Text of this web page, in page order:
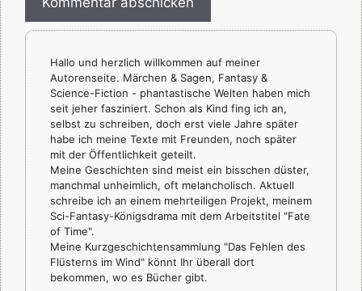
Hallo und herzlich willkommen auf meiner
Autorenseite. Märchen & Sagen, Fantasy &
Science-Fiction - phantastische Welten haben mich
seit jeher fasziniert. Schon als Kind fing ich an,
selbst zu schreiben, doch erst viele Jahre später
habe ich meine Texte mit Freunden, noch später
mit der Öffentlichkeit geteilt.
Meine Geschichten sind meist ein bisschen düster,
manchmal unheimlich, oft melancholisch. Aktuell
schreibe ich an einem mehrteiligen Projekt, meinem
Sci-Fantasy-Königsdrama mit dem Arbeitstitel "Fate
of Time".
Meine Kurzgeschichtensammlung "Das Fehlen des
Flüsterns im Wind" könnt Ihr überall dort
bekommen, wo es Bücher gibt.